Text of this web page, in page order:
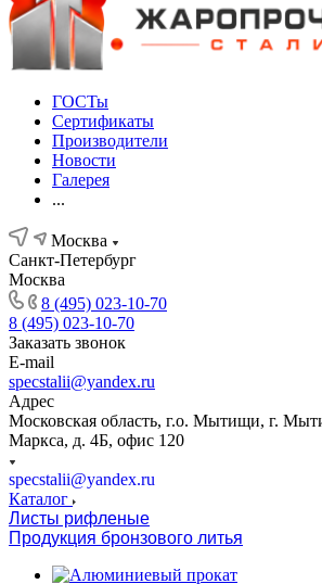
ГОСТы
Сертификаты
Производители
Новости
Галерея
...
Москва
Санкт-Петербург
Москва
8 (495) 023-10-70
8 (495) 023-10-70
Заказать звонок
E-mail
specstalii@yandex.ru
Адрес
Московская область, г.о. Мытищи, г.
Маркса, д. 4Б, офис 120
specstalii@yandex.ru
Каталог
Листы рифленые
Продукция бронзового литья